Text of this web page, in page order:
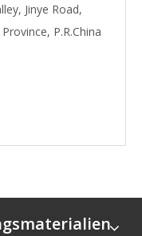
Jinye Road,
P.R.China